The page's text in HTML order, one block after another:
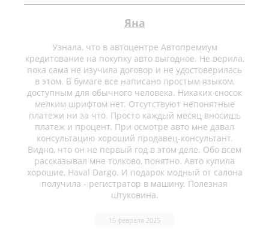
Яна
Узнала, что в автоцентре Автопремиум
кредитование на покупку авто выгодное. Не верила,
пока сама не изучила договор и не удостоверилась
в этом. В бумаге все написано простым языком,
доступным для обычного человека. Никаких сносок
мелким шрифтом нет. Отсутствуют непонятные
платежи ни за что. Просто каждый месяц вносишь
платеж и процент. При осмотре авто мне давал
консультацию хороший продавец-консультант.
Видно, что он не первый год в этом деле. Обо всем
рассказывал мне толково, понятно. Авто купила
хорошие, Haval Dargo. И подарок модный от салона
получила - регистратор в машину. Полезная
штуковина.
15 февраля 2025